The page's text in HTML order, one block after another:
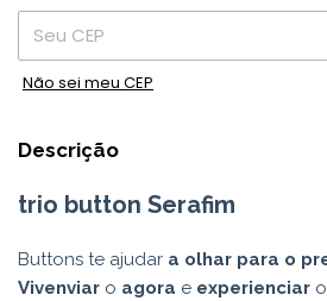
Não sei meu CEP
Descrição
trio button Serafim
Buttons te ajudar a olhar para o
Vivenviar o agora e experienciar o